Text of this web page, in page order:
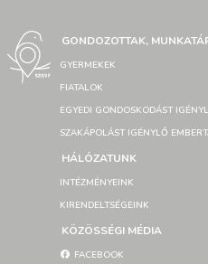
GONDOZOTTAK,
GYERMEKEK
FIATALOK
EGYEDI GONDOSKODÁST
SZAKÁPOLÁST IGÉNYLŐ
HÁLÓZATUNK
INTÉZMÉNYEINK
KIRENDELTSÉGEINK
KÖZÖSSÉGI MÉDIA
FACEBOOK